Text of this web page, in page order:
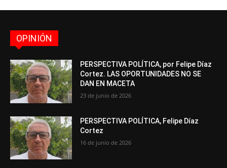
OPINIÓN
PERSPECTIVA POLÍTICA, por Felipe Díaz
Cortez. LAS OPORTUNIDADES NO SE
DAN EN MACETA
23 de junio de 2026
PERSPECTIVA POLÍTICA, Felipe Díaz
Cortez
16 de junio de 2026